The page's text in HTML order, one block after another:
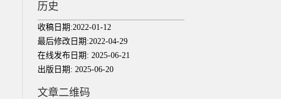
历史
收稿日期:2022-01-12
最后修改日期:2022-04-29
在线发布日期: 2025-06-21
出版日期: 2025-06-20
文章二维码